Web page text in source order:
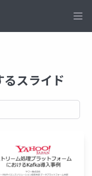
スライド